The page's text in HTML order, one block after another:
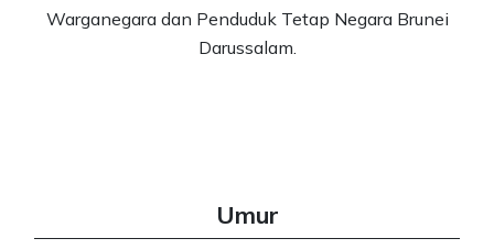
Warganegara dan Penduduk Tetap Negara Brunei
Darussalam.
Umur